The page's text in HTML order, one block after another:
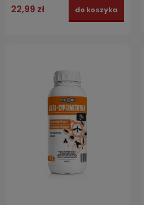
22,99 zł do koszyka